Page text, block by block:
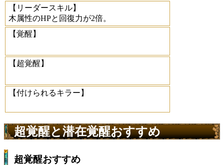
【リーダースキル】
木属性のHPと回復力が2倍。
【覚醒】
【超覚醒】
【付けられるキラー】
超覚醒と潜在覚醒おすすめ
超覚醒おすすめ